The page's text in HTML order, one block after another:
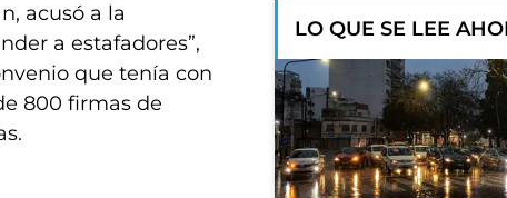
acusó a la
a estafadores”,
que tenía con
800 firmas de
LO QUE SE LEE